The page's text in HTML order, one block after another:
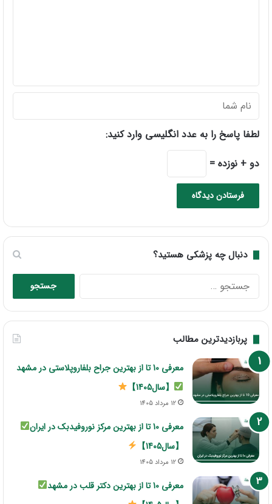
لطفا پاسخ را به عدد انگلیسی وارد کنید:
دو + نوزده =
دنبال چه پزشکی هستید؟
جستجو
برای:
پربازدیدترین مطالب
معرفی 10 تا از بهترین جراح بلفاروپلاستی در مشهد
【سال1405】
12 مرداد 1405
معرفی 10 تا از بهترین مرکز نوروفیدبک در ایران
【سال1405】
12 مرداد 1405
معرفی 10 تا از بهترین دکتر قلب در مشهد